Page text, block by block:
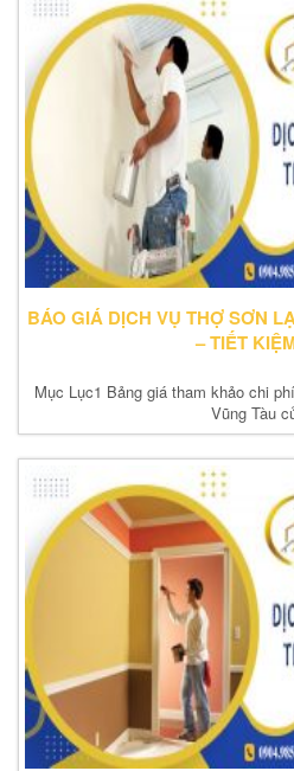
BÁO GIÁ DỊCH VỤ THỢ SƠN
– TIẾT
Mục Lục1 Bảng giá tham khảo chi
Vũng Tàu